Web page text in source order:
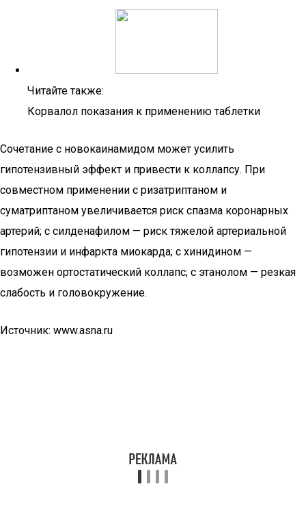
Читайте также:
Корвалол показания к применению таблетки
Сочетание с новокаинамидом может усилить
гипотензивный эффект и привести к коллапсу. При
совместном применении с ризатриптаном и
суматриптаном увеличивается риск спазма коронарных
артерий; с силденафилом — риск тяжелой артериальной
гипотензии и инфаркта миокарда; с хинидином —
возможен ортостатический коллапс; с этанолом — резкая
слабость и головокружение.
Источник: www.asna.ru